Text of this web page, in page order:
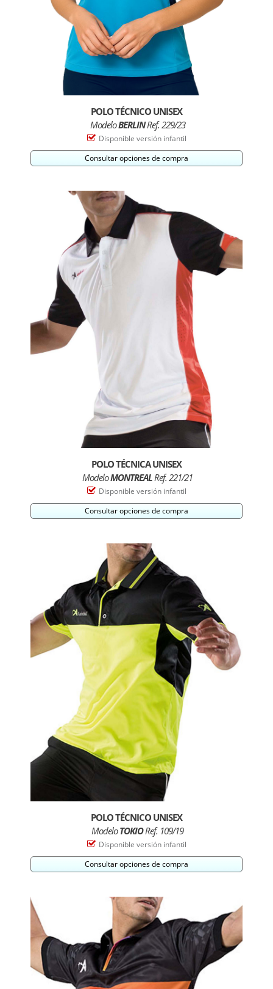
POLO TÉCNICO UNISEX
ModeloBERLINRef. 229/23
Disponible versión infantil
Consultar opciones de compra
POLO TÉCNICA UNISEX
ModeloMONTREALRef. 221/21
Disponible versión infantil
Consultar opciones de compra
POLO TÉCNICO UNISEX
ModeloTOKIORef. 109/19
Disponible versión infantil
Consultar opciones de compra